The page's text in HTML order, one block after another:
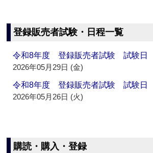
登録販売者試験・日程一覧
令和8年度 登録販売者試験 試験日
2026年05月29日 (金)
令和8年度 登録販売者試験 試験日
2026年05月26日 (火)
購読・購入・登録